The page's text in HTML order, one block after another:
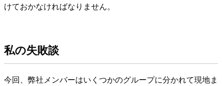
けておかなければなりません。
私の失敗談
今回、弊社メンバーはいくつかのグループに分かれて現地ま